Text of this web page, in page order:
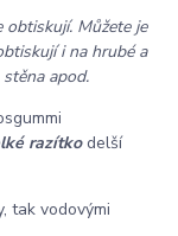
obtiskují. Můžete je
i na hrubé a
apod.
razítkodelší
tak vodovými